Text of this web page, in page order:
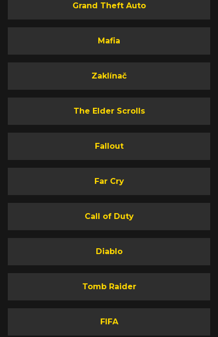
Grand Theft Auto
Mafia
Zaklínač
The Elder Scrolls
Fallout
Far Cry
Call of Duty
Diablo
Tomb Raider
FIFA